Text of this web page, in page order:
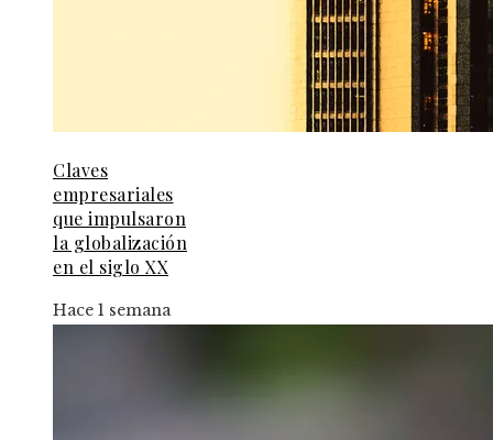
Claves
empresariales
que impulsaron
la globalización
en el siglo XX
Hace 1 semana